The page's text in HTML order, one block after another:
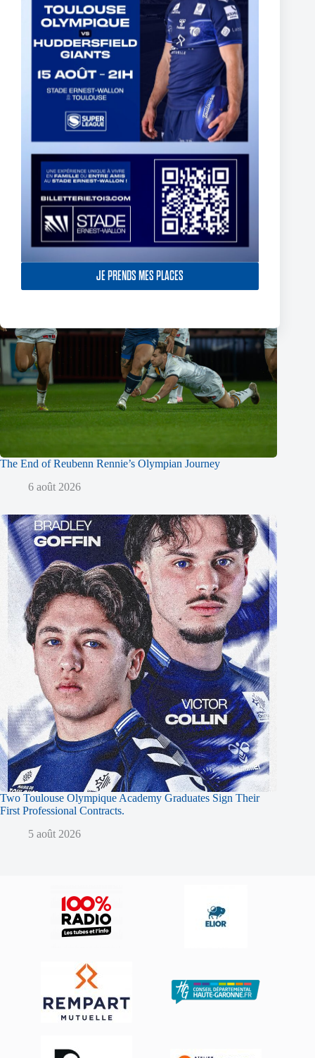
JE PRENDS MES PLACES
Fin de l’aventure Olympienne pour Reubenn Rennie
6 août 2026
The End of Reubenn Rennie’s Olympian Journey
6 août 2026
Two Toulouse Olympique Academy Graduates Sign Their
First Professional Contracts.
5 août 2026